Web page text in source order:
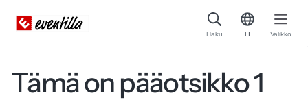
Haku FI Valikko
Tämä on pääotsikko 1